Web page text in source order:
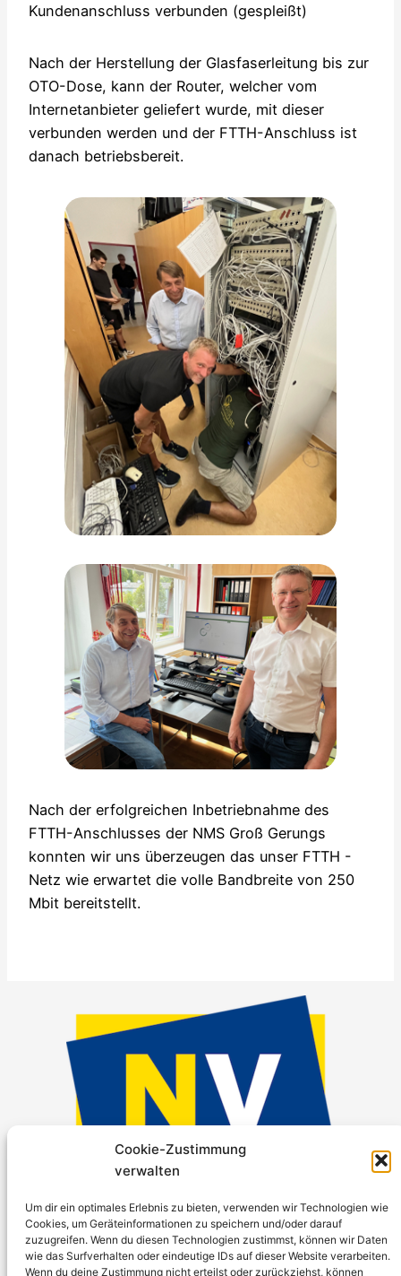
Cookie-Zustimmung
verwalten
Um dir ein optimales Erlebnis zu bieten, verwenden wir Technologien wie
Cookies, um Geräteinformationen zu speichern und/oder darauf
zuzugreifen. Wenn du diesen Technologien zustimmst, können wir Daten
wie das Surfverhalten oder eindeutige IDs auf dieser Website verarbeiten.
Wenn du deine Zustimmung nicht erteilst oder zurückziehst, können
Kundenanschluss verbunden (gespleißt)
Nach der Herstellung der Glasfaserleitung bis zur
OTO-Dose, kann der Router, welcher vom
Internetanbieter geliefert wurde, mit dieser
verbunden werden und der FTTH-Anschluss ist
danach betriebsbereit.
Nach der erfolgreichen Inbetriebnahme des
FTTH-Anschlusses der NMS Groß Gerungs
konnten wir uns überzeugen das unser FTTH -
Netz wie erwartet die volle Bandbreite von 250
Mbit bereitstellt.
Projektunterstützung: Niederösterreichische
Versicherung AG